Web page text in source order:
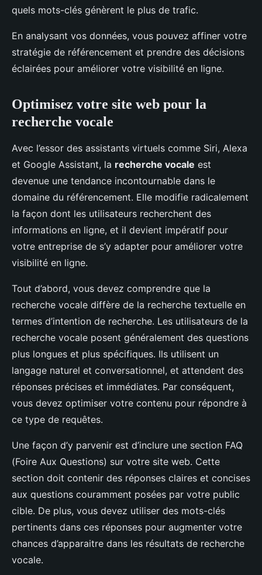
quels mots-clés génèrent le plus de trafic.
En analysant vos données, vous pouvez affiner votre
stratégie de référencement et prendre des décisions
éclairées pour améliorer votre visibilité en ligne.
Optimisez votre site web pour la
recherche vocale
Avec l’essor des assistants virtuels comme Siri, Alexa
et Google Assistant, la recherche vocale est
devenue une tendance incontournable dans le
domaine du référencement. Elle modifie radicalement
la façon dont les utilisateurs recherchent des
informations en ligne, et il devient impératif pour
votre entreprise de s’y adapter pour améliorer votre
visibilité en ligne.
Tout d’abord, vous devez comprendre que la
recherche vocale diffère de la recherche textuelle en
termes d’intention de recherche. Les utilisateurs de la
recherche vocale posent généralement des questions
plus longues et plus spécifiques. Ils utilisent un
langage naturel et conversationnel, et attendent des
réponses précises et immédiates. Par conséquent,
vous devez optimiser votre contenu pour répondre à
ce type de requêtes.
Une façon d’y parvenir est d’inclure une section FAQ
(Foire Aux Questions) sur votre site web. Cette
section doit contenir des réponses claires et concises
aux questions couramment posées par votre public
cible. De plus, vous devez utiliser des mots-clés
pertinents dans ces réponses pour augmenter votre
chances d’apparaitre dans les résultats de recherche
vocale.